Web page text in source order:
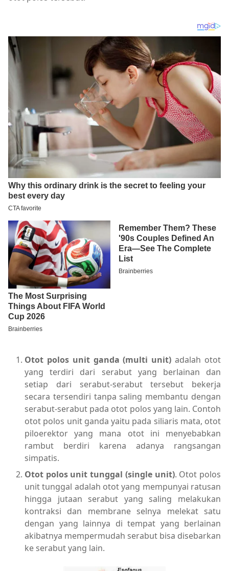
Otot polos unit ganda (multi unit) adalah otot
yang terdiri dari serabut yang berlainan dan
setiap dari serabut-serabut tersebut bekerja
secara tersendiri tanpa saling membantu dengan
serabut-serabut pada otot polos yang lain. Contoh
otot polos unit ganda yaitu pada siliaris mata, otot
piloerektor yang mana otot ini menyebabkan
rambut berdiri karena adanya rangsangan
simpatis.
Otot polos unit tunggal (single unit). Otot polos
unit tunggal adalah otot yang mempunyai ratusan
hingga jutaan serabut yang saling melakukan
kontraksi dan membrane selnya melekat satu
dengan yang lainnya di tempat yang berlainan
akibatnya mempermudah serabut bisa disebarkan
ke serabut yang lain.